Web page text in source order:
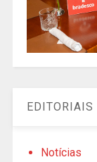
EDITORIAIS
Notícias